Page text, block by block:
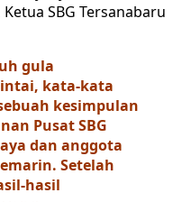
SBG Tersanabaru
gula
kata-kata
kesimpulan
Pusat SBG
dan anggota
Setelah
hasil